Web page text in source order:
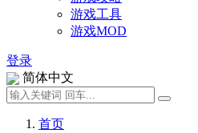
游戏工具
游戏MOD
登录
简体中文
首页